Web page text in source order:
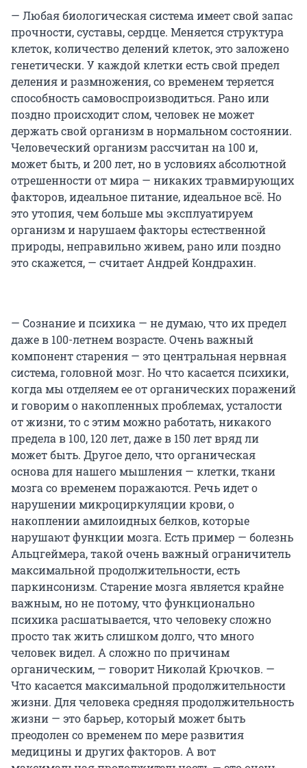
— Любая биологическая система имеет свой запас
прочности, суставы, сердце. Меняется структура
клеток, количество делений клеток, это заложено
генетически. У каждой клетки есть свой предел
деления и размножения, со временем теряется
способность самовоспроизводиться. Рано или
поздно происходит слом, человек не может
держать свой организм в нормальном состоянии.
Человеческий организм рассчитан на 100 и,
может быть, и 200 лет, но в условиях абсолютной
отрешенности от мира — никаких травмирующих
факторов, идеальное питание, идеальное всё. Но
это утопия, чем больше мы эксплуатируем
организм и нарушаем факторы естественной
природы, неправильно живем, рано или поздно
это скажется, — считает Андрей Кондрахин.
— Сознание и психика — не думаю, что их предел
даже в 100-летнем возрасте. Очень важный
компонент старения — это центральная нервная
система, головной мозг. Но что касается психики,
когда мы отделяем ее от органических поражений
и говорим о накопленных проблемах, усталости
от жизни, то с этим можно работать, никакого
предела в 100, 120 лет, даже в 150 лет вряд ли
может быть. Другое дело, что органическая
основа для нашего мышления — клетки, ткани
мозга со временем поражаются. Речь идет о
нарушении микроциркуляции крови, о
накоплении амилоидных белков, которые
нарушают функции мозга. Есть пример — болезнь
Альцгеймера, такой очень важный ограничитель
максимальной продолжительности, есть
паркинсонизм. Старение мозга является крайне
важным, но не потому, что функционально
психика расшатывается, что человеку сложно
просто так жить слишком долго, что много
человек видел. А сложно по причинам
органическим, — говорит Николай Крючков. —
Что касается максимальной продолжительности
жизни. Для человека средняя продолжительность
жизни — это барьер, который может быть
преодолен со временем по мере развития
медицины и других факторов. А вот